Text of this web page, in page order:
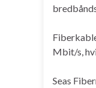
Mbit/s,
Seas